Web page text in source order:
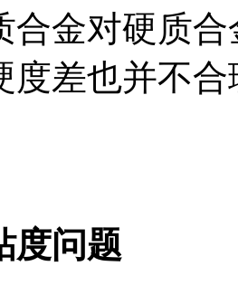
合金对硬质
度差也并不
度问题